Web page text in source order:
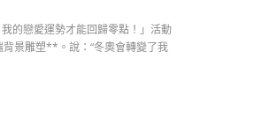
的戀愛運勢才能回歸零點！」活動
景雕塑**。說：“冬奧會轉變了我